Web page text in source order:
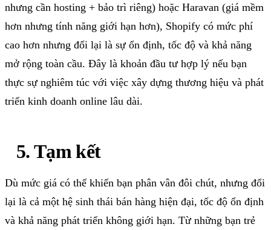
nhưng cần hosting + bảo trì riêng) hoặc Haravan (giá mềm
hơn nhưng tính năng giới hạn hơn), Shopify có mức phí
cao hơn nhưng đổi lại là sự ổn định, tốc độ và khả năng
mở rộng toàn cầu. Đây là khoản đầu tư hợp lý nếu bạn
thực sự nghiêm túc với việc xây dựng thương hiệu và phát
triển kinh doanh online lâu dài.
5. Tạm kết
Dù mức giá có thể khiến bạn phân vân đôi chút, nhưng đổi
lại là cả một hệ sinh thái bán hàng hiện đại, tốc độ ổn định
và khả năng phát triển không giới hạn. Từ những bạn trẻ